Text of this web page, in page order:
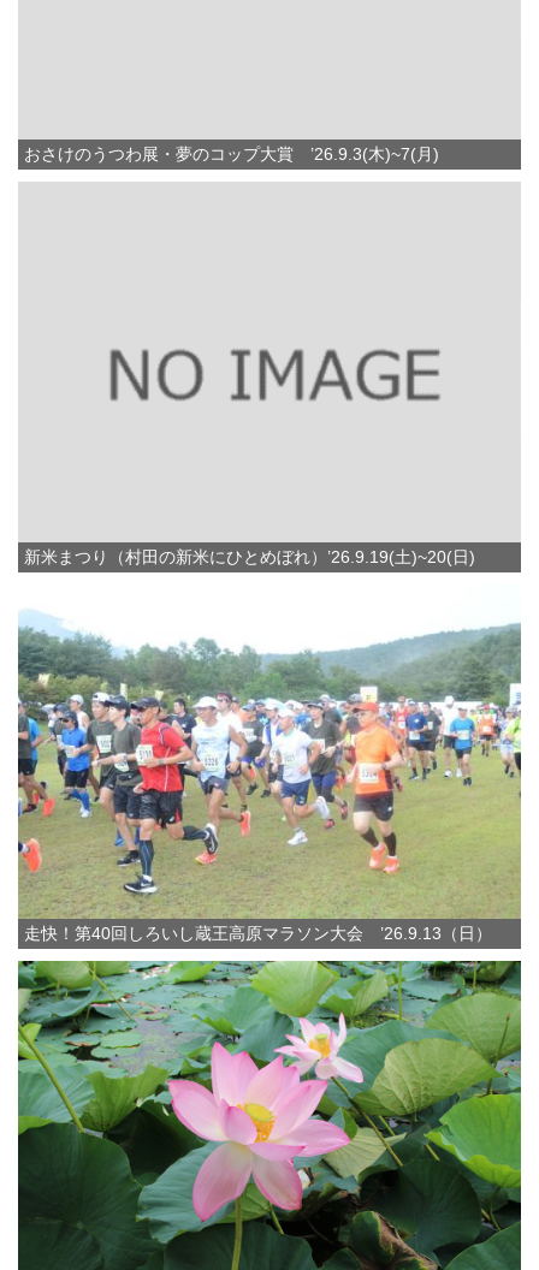
おさけのうつわ展・夢のコップ大賞 ’26.9.3(木)~7(月)
新米まつり（村田の新米にひとめぼれ）’26.9.19(土)~20(日)
走快！第40回しろいし蔵王高原マラソン大会 ’26.9.13（日）